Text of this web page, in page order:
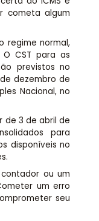
cometa algum
regime normal,
O CST para as
previstos no
dezembro de
Nacional, no
de 3 de abril de
para
disponíveis no
ou um
um erro
seu